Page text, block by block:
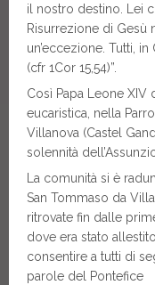
il nostro destino. Lei
Risurrezione di Gesù
un’eccezione. Tutti,
(cfr 1Cor 15,54)”.
Così Papa Leone
eucaristica, nella
Villanova (Castel
solennità
La comunità si è
San Tommaso da
ritrovate fin dalle
dove era stato
consentire a tutti di
parole del Pontefice